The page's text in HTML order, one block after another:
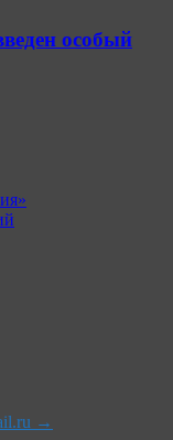
особый
→